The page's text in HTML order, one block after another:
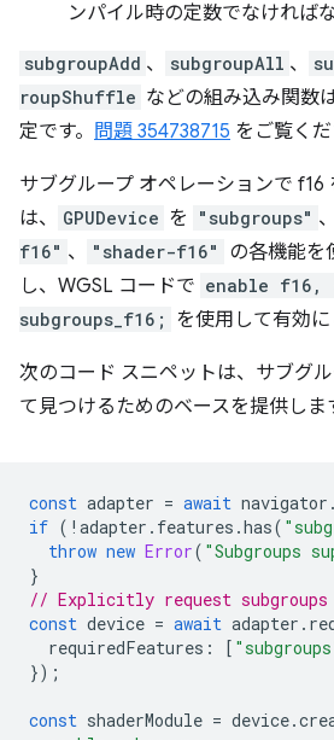
ンパイル時の定数でなければ
subgroupAdd 、 subgroupAll 、
roupShuffle などの組み込み関数
定です。 問題 354738715 をご覧くだ
サブグループ オペレーションで f16
は、
GPUDevice を "subgroups" 、
f16" 、 "shader-f16"
の各機能を
し、WGSL コードで enable f16,
subgroups_f16;
を使用して有効に
次のコード スニペットは、サブグ
て見つけるためのベースを提供しま
const adapter = await navigator .
if ( ! adapter . features .has(
throw new Error( "Subgroups
}
// Explicitly request subgroups
const device = await adapter .
requiredFeatures : [
});
const shaderModule = device.